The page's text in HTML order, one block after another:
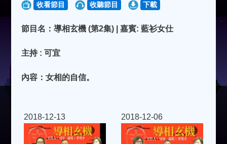
收看節目 收聽節目 下載
節目名：導相玄機 (第2集) | 嘉賓: 藍衫女仕
主持 : 可宜
內容：女相的自信。
2018-12-13 2018-12-06